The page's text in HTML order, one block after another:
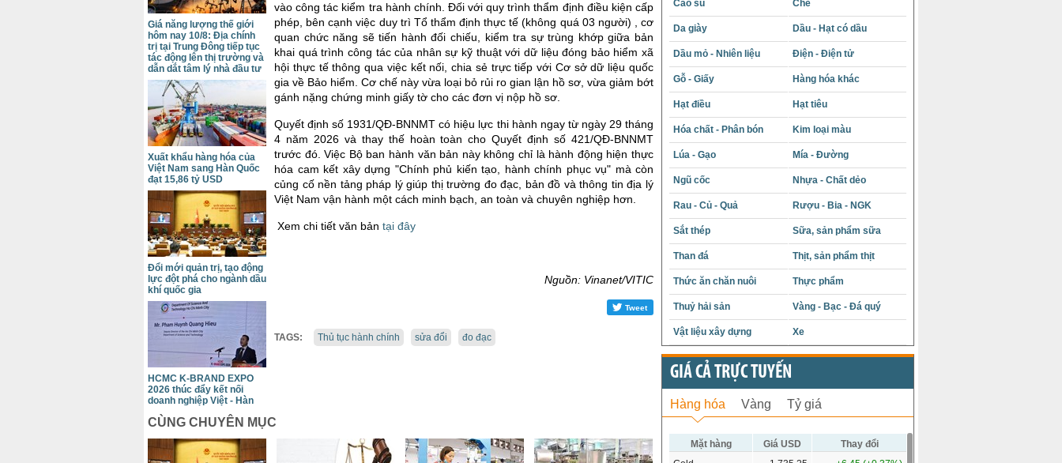
vào công tác kiểm tra hành chính. Đối với quy trình thẩm định điều kiện cấp
phép, bên cạnh việc duy trì Tổ thẩm định thực tế (không quá 03 người) , cơ
quan chức năng sẽ tiến hành đối chiếu, kiểm tra sự trùng khớp giữa bản
khai quá trình công tác của nhân sự kỹ thuật với dữ liệu đóng bảo hiểm xã
hội thực tế thông qua việc kết nối, chia sẻ trực tiếp với Cơ sở dữ liệu quốc
gia về Bảo hiểm. Cơ chế này vừa loại bỏ rủi ro gian lận hồ sơ, vừa giảm bớt
gánh nặng chứng minh giấy tờ cho các đơn vị nộp hồ sơ.
Quyết định số 1931/QĐ-BNNMT có hiệu lực thi hành ngay từ ngày 29 tháng
4 năm 2026 và thay thế hoàn toàn cho Quyết định số 421/QĐ-BNNMT
trước đó. Việc Bộ ban hành văn bản này không chỉ là hành động hiện thực
hóa cam kết xây dựng "Chính phủ kiến tạo, hành chính phục vụ" mà còn
củng cố nền tảng pháp lý giúp thị trường đo đạc, bản đồ và thông tin địa lý
Việt Nam vận hành một cách minh bạch, an toàn và chuyên nghiệp hơn.
Xem chi tiết văn bản tại đây
Nguồn: Vinanet/VITIC
Tweet
TAGS: Thủ tục hành chính sửa đổi đo đạc
Giá năng lượng thế giới
hôm nay 10/8: Địa chính
trị tại Trung Đông tiếp tục
tác động lên thị trường và
dẫn dắt tâm lý nhà đầu tư
Xuất khẩu hàng hóa của
Việt Nam sang Hàn Quốc
đạt 15,86 tỷ USD
Đổi mới quản trị, tạo động
lực đột phá cho ngành dầu
khí quốc gia
HCMC K-BRAND EXPO
2026 thúc đẩy kết nối
doanh nghiệp Việt - Hàn
CÙNG CHUYÊN MỤC
Cao su Chè
Da giày Dầu - Hạt có dầu
Dầu mỏ - Nhiên liệu Điện - Điện tử
Gỗ - Giấy Hàng hóa khác
Hạt điều Hạt tiêu
Hóa chất - Phân bón Kim loại màu
Lúa - Gạo Mía - Đường
Ngũ cốc Nhựa - Chất dẻo
Rau - Củ - Quả Rượu - Bia - NGK
Sắt thép Sữa, sản phẩm sữa
Than đá Thịt, sản phẩm thịt
Thức ăn chăn nuôi Thực phẩm
Thuỷ hải sản Vàng - Bạc - Đá quý
Vật liệu xây dựng Xe
GIÁ CẢ TRỰC TUYẾN
Hàng hóa Vàng Tỷ giá
Mặt hàng Giá USD
Thay đổi